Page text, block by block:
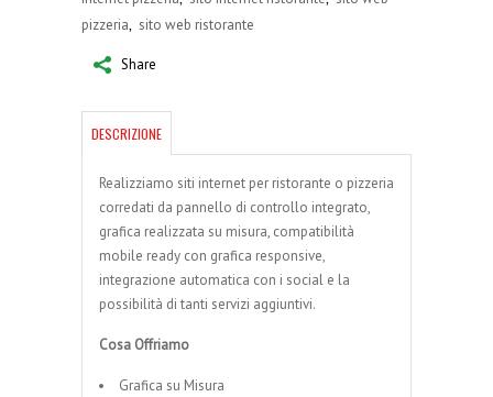
pizzeria, sito web ristorante
Share
DESCRIZIONE
Realizziamo siti internet per ristorante o pizzeria
corredati da pannello di controllo integrato,
grafica realizzata su misura, compatibilità
mobile ready con grafica responsive,
integrazione automatica con i social e la
possibilità di tanti servizi aggiuntivi.
Cosa Offriamo
Grafica su Misura